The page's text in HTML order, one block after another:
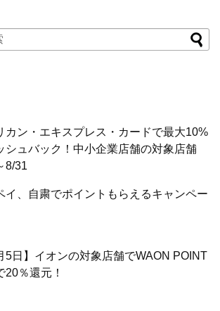
カン・エキスプレス・カードで最大10%
シュバック！中小企業店舗の対象店舗
8/31
イ、自粛でポイントもらえるキャンペー
5日】イオンの対象店舗でWAON POINT
20％還元！